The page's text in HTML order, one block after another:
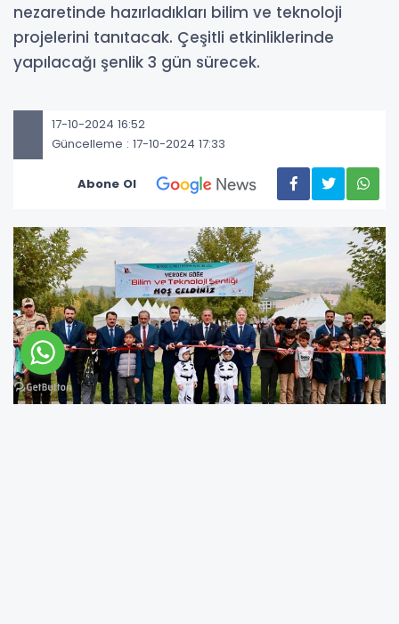
nezaretinde hazırladıkları bilim ve teknoloji
projelerini tanıtacak. Çeşitli etkinliklerinde
yapılacağı şenlik 3 gün sürecek.
17-10-2024 16:52
Güncelleme : 17-10-2024 17:33
Abone Ol